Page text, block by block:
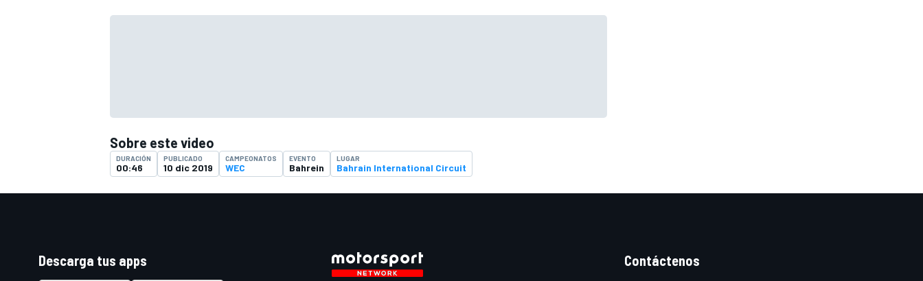
WRC
Sobre este video
DURACIÓN
00:46
PUBLICADO
10 dic 2019
CAMPEONATOS
WEC
EVENTO
Bahrein
LUGAR
Bahrain International Circuit
Descarga tus apps Contáctenos